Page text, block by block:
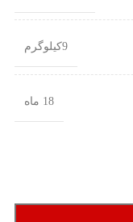
9کیلوگرم
18 ماه